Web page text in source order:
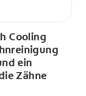
Cooling
ein
Zähne